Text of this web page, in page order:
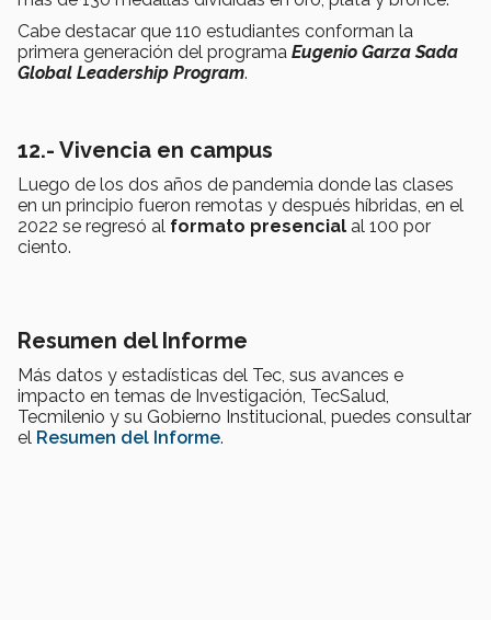
Cabe destacar que 110 estudiantes conforman la
primera generación del programa Eugenio Garza Sada
Global Leadership Program.
12.- Vivencia en campus
Luego de los dos años de pandemia donde las clases
en un principio fueron remotas y después híbridas, en el
2022 se regresó al formato presencial al 100 por
ciento.
Resumen del Informe
Más datos y estadísticas del Tec, sus avances e
impacto en temas de Investigación, TecSalud,
Tecmilenio y su Gobierno Institucional, puedes consultar
el Resumen del Informe.